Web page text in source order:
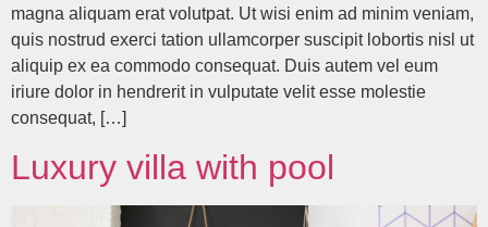
magna aliquam erat volutpat. Ut wisi enim ad minim veniam,
quis nostrud exerci tation ullamcorper suscipit lobortis nisl ut
aliquip ex ea commodo consequat. Duis autem vel eum
iriure dolor in hendrerit in vulputate velit esse molestie
consequat, […]
Luxury villa with pool